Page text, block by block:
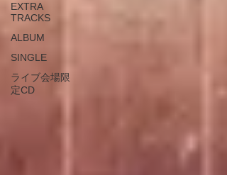
EXTRA
TRACKS
ALBUM
SINGLE
ライブ会場限
定CD